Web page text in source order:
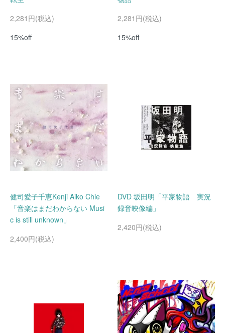
2,281円(税込)
15%off
2,281円(税込)
15%off
健司愛子千恵Kenji Aiko Chie
「音楽はまだわからない Musi
c is still unknown」
2,400円(税込)
DVD 坂田明「平家物語 実況
録音映像編」
2,420円(税込)